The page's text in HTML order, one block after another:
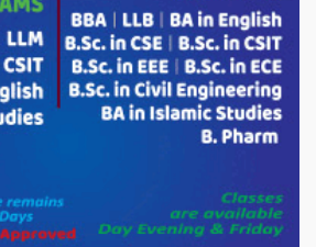
রাষ্ট্রপতি হাফিজ উদ্দিন আহমদের
এইচটি বাংলা অনলাইন পোর্টাল ও আইপি
সম্পাদক মোঃ ইসমাইল হোসেনের
সাক্ষাৎ।
পাটগ্রামে জুলাই অভ্যুত্থান দিবস উপলক্ষে
গণঅভ্যুত্থান দিবসে শহিদ ও জুলাই